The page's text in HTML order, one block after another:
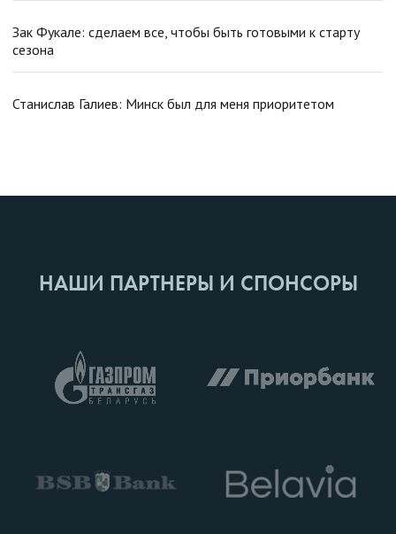
Зак Фукале: сделаем все, чтобы быть готовыми к старту
сезона
Станислав Галиев: Минск был для меня приоритетом
НАШИ ПАРТНЕРЫ И СПОНСОРЫ